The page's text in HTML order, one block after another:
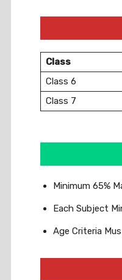
Class
Class 6
Class 7
Minimum 65%
Each Subject
Age Criteria